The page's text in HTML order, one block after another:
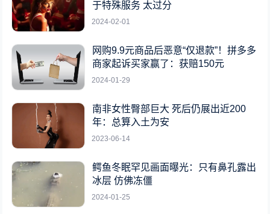
于特殊服务 太过分
2024-02-01
网购9.9元商品后恶意“仅退款”！拼多多
商家起诉买家赢了：获赔150元
2024-01-29
南非女性臀部巨大 死后仍展出近200
年：总算入土为安
2023-06-14
鳄鱼冬眠罕见画面曝光：只有鼻孔露出
冰层 仿佛冻僵
2024-01-25